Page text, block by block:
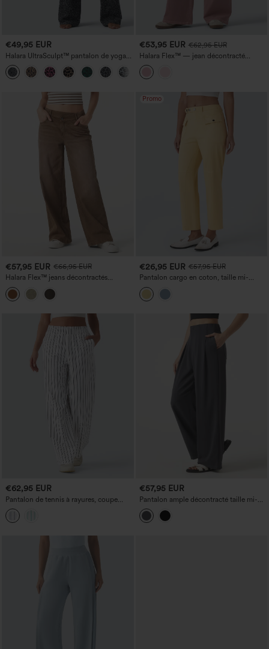
€49,95 EUR
Halara UltraSculpt™ pantalon de yoga
droit taille haute gainant à imprimé
léopard avec poches
€53,95 EUR €62,95 EUR
Halara Flex™ — jean décontracté
coloré, taille basse asymétrique, coupe
large, avec poches
€57,95 EUR €66,95 EUR
Halara Flex™ jeans décontractés
asymétriques, taille basse, à jambe large,
délavage coloré, avec poches.
Promo
€26,95 EUR €57,95 EUR
Pantalon cargo en coton, taille mi-
haute, jambe droite, coupe
décontractée, avec poches
€62,95 EUR
Pantalon de tennis à rayures, coupe
droite, taille mi-haute, avec poches
€57,95 EUR
Pantalon ample décontracté taille mi-
haute effet lin avec poches